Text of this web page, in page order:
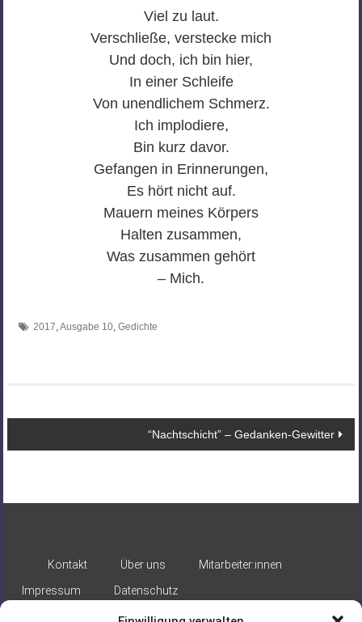
Viel zu laut.
Verschließe, verstecke mich
Und doch, ich bin hier,
In einer Schleife
Von unendlichem Schmerz.
Ich implodiere,
Bin kurz davor.
Gefangen in Erinnerungen,
Es hört nicht auf.
Mauern meines Körpers
Halten zusammen,
Was zusammen gehört
– Mich.
2017,Ausgabe 10, Gedichte
Beitragsnavigation“Nachtschicht” – Gedanken-Gewitter
Kontakt Über uns
Mitarbeiter:innen
Impressum
Datenschutz